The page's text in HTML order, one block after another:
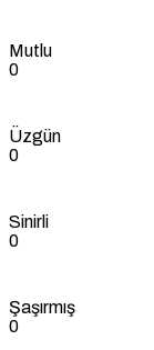
Mutlu
0
Üzgün
0
Sinirli
0
Şaşırmış
0